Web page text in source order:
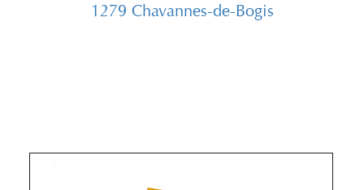
1279 Chavannes-de-Bogis